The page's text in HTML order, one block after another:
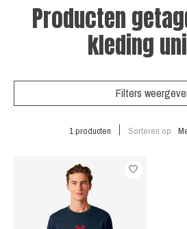
Producten
kleding
Filters
1 producten Sorteren op